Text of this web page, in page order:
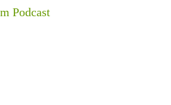
Podcast